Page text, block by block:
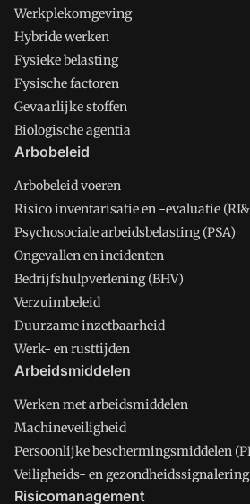
Werkplekomgeving
Hybride werken
Fysieke belasting
Fysische factoren
Gevaarlijke stoffen
Biologische agentia
Arbobeleid
Arbobeleid voeren
Risico inventarisatie en -evaluatie
Psychosociale arbeidsbelasting (PSA)
Ongevallen en incidenten
Bedrijfshulpverlening (BHV)
Verzuimbeleid
Duurzame inzetbaarheid
Werk- en rusttijden
Arbeidsmiddelen
Werken met arbeidsmiddelen
Machineveiligheid
Persoonlijke beschermingsmiddelen
Veiligheids- en gezondheidssignalering
Risicomanagement